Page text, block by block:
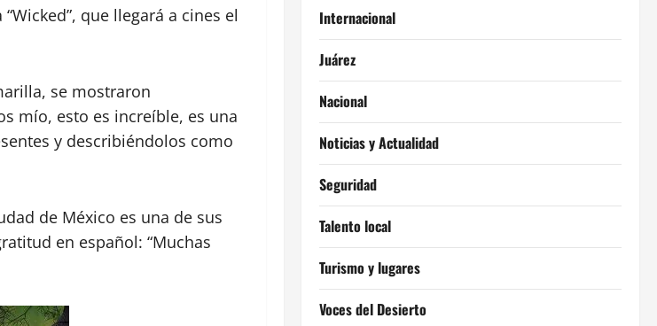
que llegará a cines el
se mostraron
mío, esto es increíble, es una
y describiéndolos como
de México es una de sus
en español: “Muchas
Internacional
Juárez
Nacional
Noticias y Actualidad
Seguridad
Talento local
Turismo y lugares
Voces del Desierto